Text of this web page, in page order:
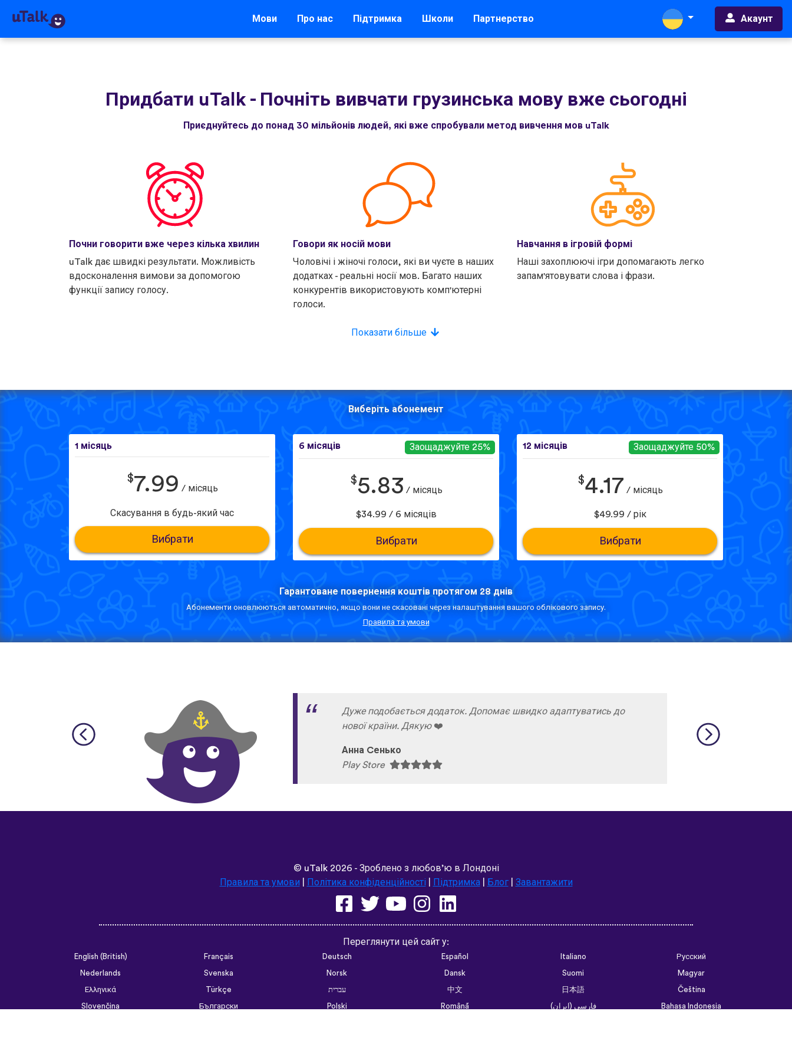
Мови Про нас Підтримка Школи Партнерство Акаунт
Придбати uTalk - Почніть вивчати грузинська мову вже сьогодні
Приєднуйтесь до понад 30 мільйонів людей, які вже спробували метод вивчення мов uTalk
Почни говорити вже через кілька хвилин
uTalk дає швидкі результати. Можливість
вдосконалення вимови за допомогою
функції запису голосу.
Говори як носій мови
Чоловічі і жіночі голоси, які ви чуєте в наших
додатках - реальні носії мов. Багато наших
конкурентів використовують комп'ютерні
голоси.
Навчання в ігровій формі
Наші захоплюючі ігри допомагають легко
запам'ятовувати слова і фрази.
Показати більше
Виберіть абонемент
1 місяць
$7.99 / місяць
Скасування в будь-який час
Вибрати
6 місяців Заощаджуйте 25%
$5.83 / місяць
$34.99 / 6 місяців
Вибрати
12 місяців Заощаджуйте 50%
$4.17 / місяць
$49.99 / рік
Вибрати
Гарантоване повернення коштів протягом 28 днів
Абонементи оновлюються автоматично, якщо вони не скасовані через налаштування вашого облікового запису.
Правила та умови